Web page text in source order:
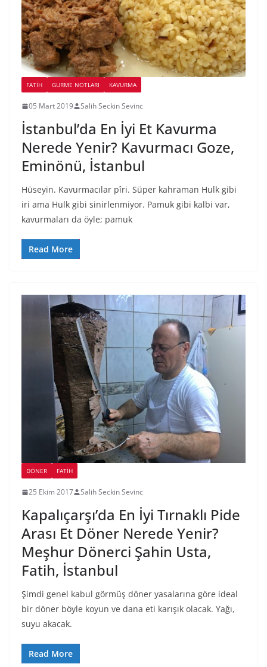
FATIH GURME NOTLARI KAVURMA
05 Mart 2019 Salih Seckin Sevinc
İstanbul’da En İyi Et Kavurma
Nerede Yenir? Kavurmacı Goze,
Eminönü, İstanbul
Hüseyin. Kavurmacılar pîri. Süper kahraman Hulk gibi
iri ama Hulk gibi sinirlenmiyor. Pamuk gibi kalbi var,
kavurmaları da öyle; pamuk
Read More
DÖNER FATIH
25 Ekim 2017 Salih Seckin Sevinc
Kapalıçarşı’da En İyi Tırnaklı Pide
Arası Et Döner Nerede Yenir?
Meşhur Dönerci Şahin Usta,
Fatih, İstanbul
Şimdi genel kabul görmüş döner yasalarına göre ideal
bir döner böyle koyun ve dana eti karışık olacak. Yağı,
suyu akacak.
Read More